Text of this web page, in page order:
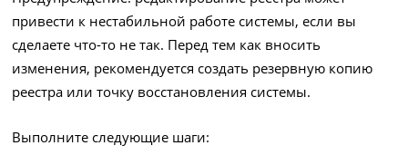
привести к нестабильной работе системы, если вы
сделаете что-то не так. Перед тем как вносить
изменения, рекомендуется создать резервную копию
реестра или точку восстановления системы.
Выполните следующие шаги: